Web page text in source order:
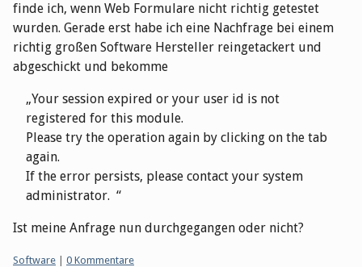
finde ich, wenn Web Formulare nicht richtig getestet
wurden. Gerade erst habe ich eine Nachfrage bei einem
richtig großen Software Hersteller reingetackert und
abgeschickt und bekomme
Your session expired or your user id is not
registered for this module.
Please try the operation again by clicking on the tab
again.
If the error persists, please contact your system
administrator.
Ist meine Anfrage nun durchgegangen oder nicht?
Kategorien:
Software
0 Kommentare